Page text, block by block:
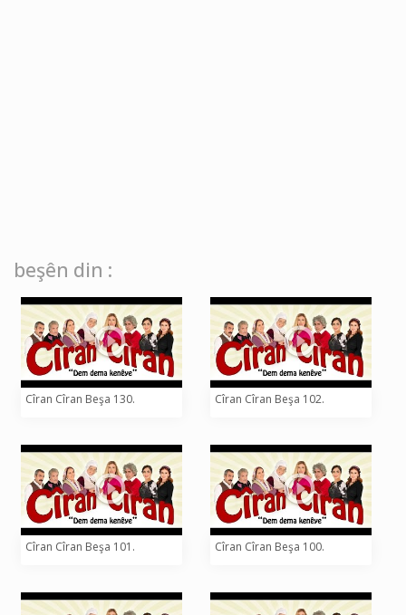
beşên din :
Cîran Cîran Beşa 130. Cîran Cîran Beşa 102.
Cîran Cîran Beşa 101. Cîran Cîran Beşa 100.